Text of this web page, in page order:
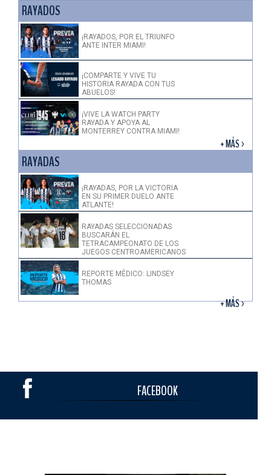
RAYADOS
¡RAYADOS, POR EL TRIUNFO
ANTE INTER MIAMI!
¡COMPARTE Y VIVE TU
HISTORIA RAYADA CON TUS
ABUELOS!
¡VIVE LA WATCH PARTY
RAYADA Y APOYA AL
MONTERREY CONTRA MIAMI!
+ MÁS >
RAYADAS
¡RAYADAS, POR LA VICTORIA
EN SU PRIMER DUELO ANTE
ATLANTE!
RAYADAS SELECCIONADAS
BUSCARÁN EL
TETRACAMPEONATO DE LOS
JUEGOS CENTROAMERICANOS
REPORTE MÉDICO: LINDSEY
THOMAS
+ MÁS >
FACEBOOK